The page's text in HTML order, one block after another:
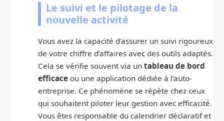
Le suivi et le pilotage de la
nouvelle activité
Vous avez la capacité d’assurer un suivi rigoureux
de votre chiffre d’affaires avec des outils adaptés.
Cela se vérifie souvent via un tableau de bord
efficace ou une application dédiée à l’auto-
entreprise. Ce phénomène se répète chez ceux
qui souhaitent piloter leur gestion avec efficacité.
Vous êtes responsable du calendrier déclaratif et